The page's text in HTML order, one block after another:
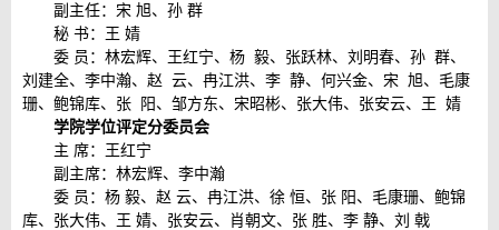
副主任：宋 旭、孙 群
秘 书：王 婧
委 员：林宏辉、王红宁、杨 毅、张跃林、刘明春、孙 群、
刘建全、李中瀚、赵 云、冉江洪、李 静、何兴金、宋 旭、毛康
珊、鲍锦库、张 阳、邹方东、宋昭彬、张大伟、张安云、王 婧
学院学位评定分委员会
主 席：王红宁
副主席：林宏辉、李中瀚
委 员：杨 毅、赵 云、冉江洪、徐 恒、张 阳、毛康珊、鲍锦
库、张大伟、王 婧、张安云、肖朝文、张 胜、李 静、刘 戟